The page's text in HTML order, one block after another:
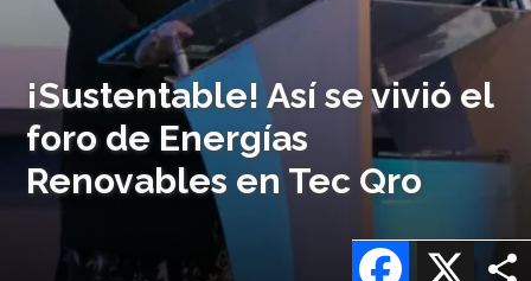
¡Sustentable! Así se vivió el
foro de Energías
Renovables en Tec Qro
X
Facebook